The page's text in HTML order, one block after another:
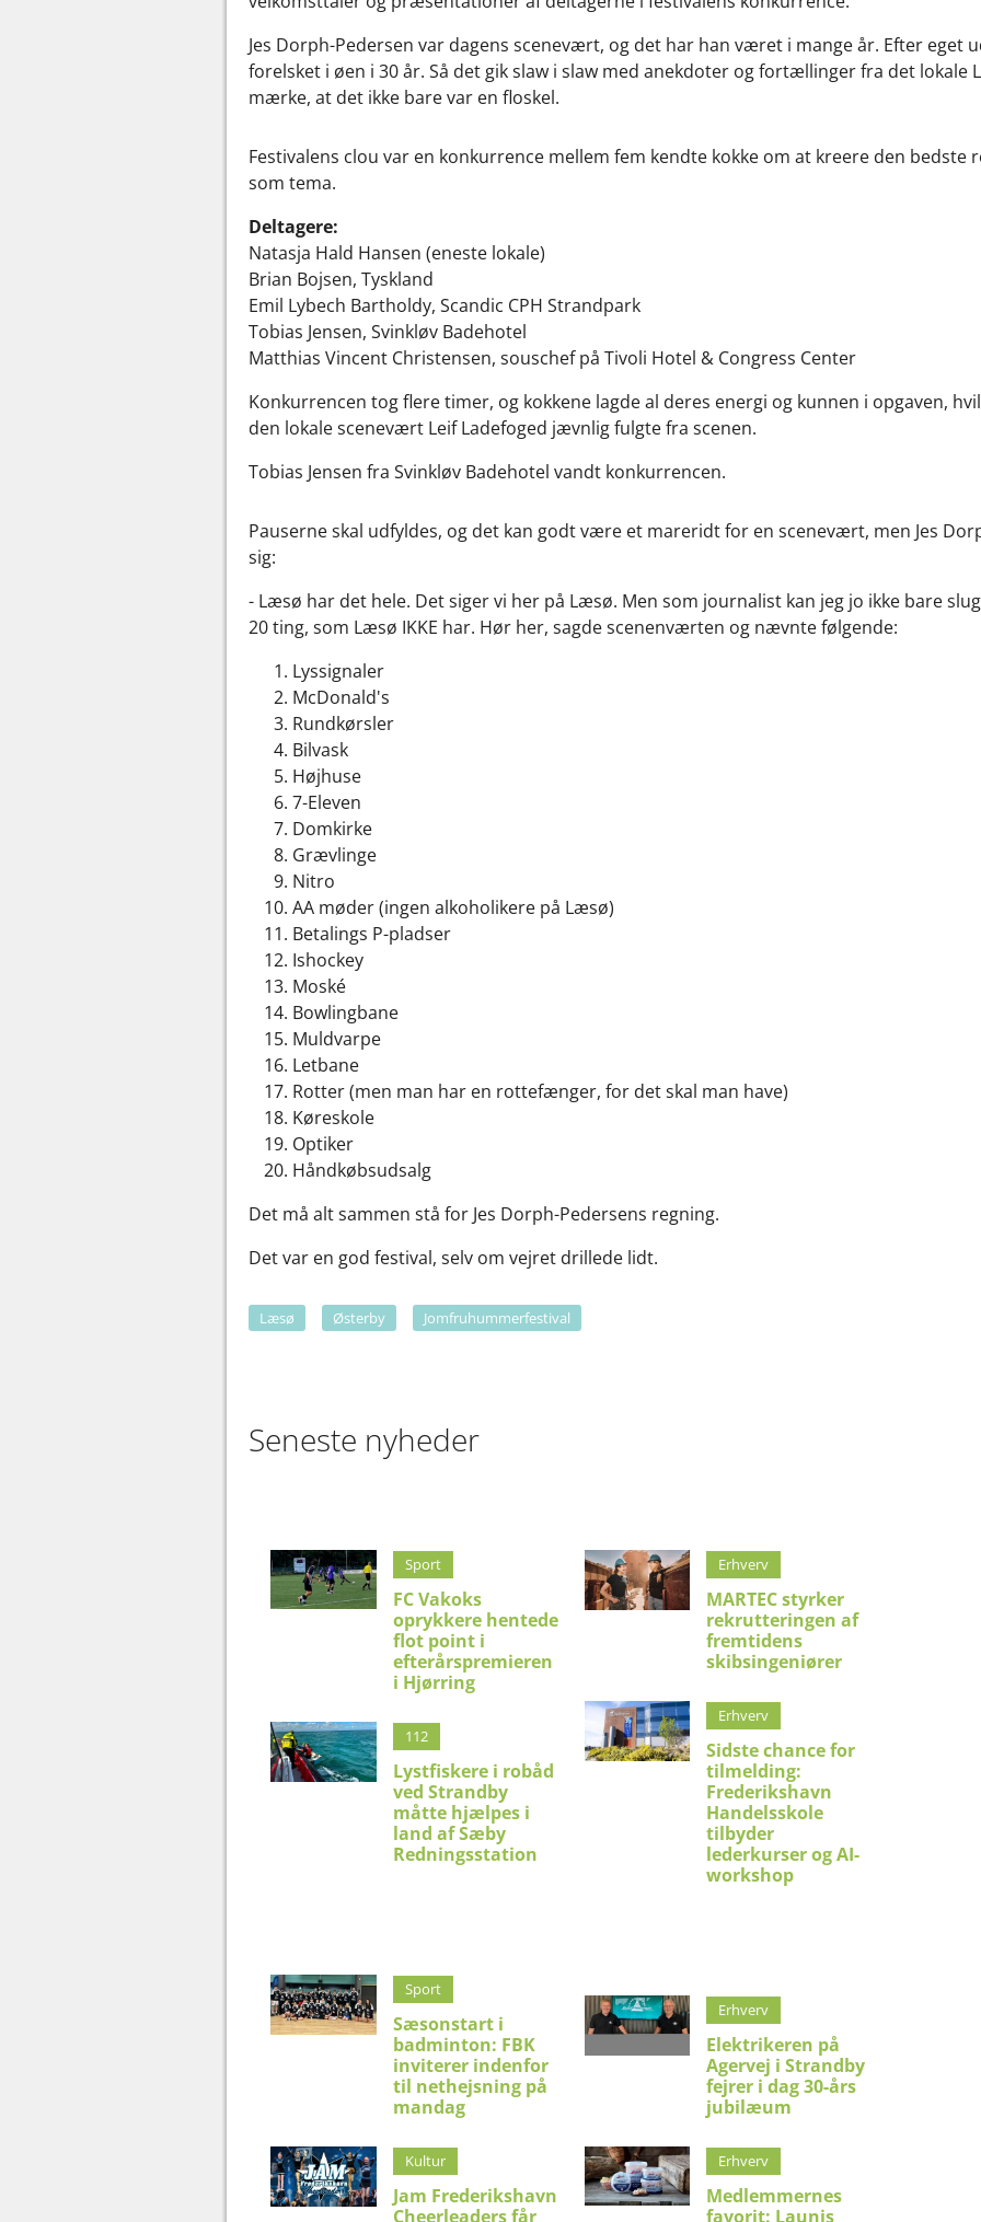
Jes Dorph-Pedersen var dagens scenevært, og det har han været i mange år. Efter eget
forelsket i øen i 30 år. Så det gik slaw i slaw med anekdoter og fortællinger fra det lokale
mærke, at det ikke bare var en floskel.
Festivalens clou var en konkurrence mellem fem kendte kokke om at kreere den
som tema.
Deltagere:
Natasja Hald Hansen (eneste lokale)
Brian Bojsen, Tyskland
Emil Lybech Bartholdy, Scandic CPH Strandpark
Tobias Jensen, Svinkløv Badehotel
Matthias Vincent Christensen, souschef på Tivoli Hotel & Congress Center
Konkurrencen tog flere timer, og kokkene lagde al deres energi og kunnen i opgaven,
den lokale scenevært Leif Ladefoged jævnlig fulgte fra scenen.
Tobias Jensen fra Svinkløv Badehotel vandt konkurrencen.
Pauserne skal udfyldes, og det kan godt være et mareridt for en scenevært, men Jes
sig:
- Læsø har det hele. Det siger vi her på Læsø. Men som journalist kan jeg jo ikke bare
20 ting, som Læsø IKKE har. Hør her, sagde scenenværten og nævnte følgende:
Lyssignaler
McDonald's
Rundkørsler
Bilvask
Højhuse
7-Eleven
Domkirke
Grævlinge
Nitro
AA møder (ingen alkoholikere på Læsø)
Betalings P-pladser
Ishockey
Moské
Bowlingbane
Muldvarpe
Letbane
Rotter (men man har en rottefænger, for det skal man have)
Køreskole
Optiker
Håndkøbsudsalg
Det må alt sammen stå for Jes Dorph-Pedersens regning.
Det var en god festival, selv om vejret drillede lidt.
Læsø Østerby Jomfruhummerfestival
Seneste nyheder
Sport
FC Vakoks
oprykkere hentede
flot point i
efterårspremieren
i Hjørring
112
Lystfiskere i robåd
ved Strandby
måtte hjælpes i
land af Sæby
Redningsstation
Sport
Sæsonstart i
badminton: FBK
inviterer indenfor
til nethejsning på
mandag
Kultur
Jam Frederikshavn
Cheerleaders får
Erhverv
MARTEC styrker
rekrutteringen af
fremtidens
skibsingeniører
Erhverv
Sidste chance for
tilmelding:
Frederikshavn
Handelsskole
tilbyder
lederkurser og AI-
workshop
Erhverv
Elektrikeren på
Agervej i Strandby
fejrer i dag 30-års
jubilæum
Erhverv
Medlemmernes
favorit: Launis